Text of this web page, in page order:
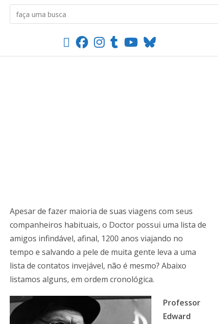
Apesar de fazer maioria de suas viagens com seus
companheiros habituais, o Doctor possui uma lista de
amigos infindável, afinal, 1200 anos viajando no
tempo e salvando a pele de muita gente leva a uma
lista de contatos invejável, não é mesmo? Abaixo
listamos alguns, em ordem cronológica.
Professor
Edward